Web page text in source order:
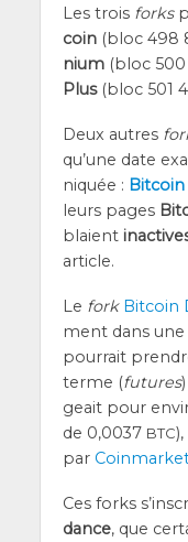
Les trois forks
coin(bloc 498
nium(bloc 500
Plus(bloc 501
Deux autres
qu’une date
ni­quée :
leurs pages
blaient
article.
Le fork Bit­coin
ment dans une
pour­rait
terme (futures
geait pour
de 0,0037 BTC
par
Ces forks
dance, que